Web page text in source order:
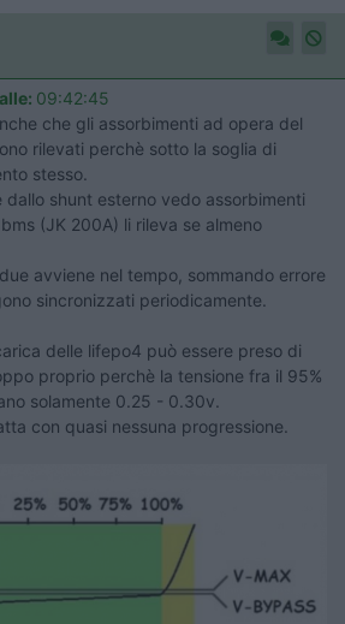
alle: 09:42:45
che gli assorbimenti ad opera del
rilevati perchè sotto la soglia di
stesso.
shunt esterno vedo assorbimenti
(JK 200A) li rileva se almeno
avviene nel tempo, sommando errore
sincronizzati periodicamente.
delle lifepo4 può essere preso di
proprio perchè la tensione fra il 95%
solamente 0.25 - 0.30v.
con quasi nessuna progressione.